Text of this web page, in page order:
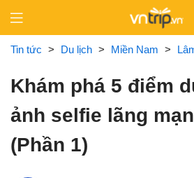
content
Tin tức > Du lịch > Miền Nam >
Khám phá 5 điểm
ảnh selfie lãng
(Phần 1)